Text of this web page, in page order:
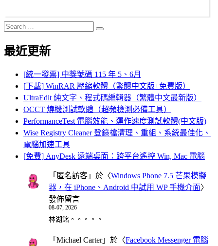
Search
for:
Search
最近更新
[統一發票] 中獎號碼 115 年 5、6月
[下載] WinRAR 壓縮軟體（繁體中文版+免費版）
UltraEdit 純文字、程式碼編輯器（繁體中文最新版）
OCCT 燒機測試軟體（超頻檢測必備工具）
PerformanceTest 電腦效能、運作速度測試軟體(中文版)
Wise Registry Cleaner 登錄檔清理、重組、系統最佳化、
電腦加速工具
[免費] AnyDesk 遠端桌面：跨平台遙控 Win, Mac 電腦
「 匿名訪客 」於〈Windows Phone 7.5 芒果模擬
器，在 iPhone、Android 中試用 WP 手機介面〉
發佈留言
08-07, 2026
林湖銘。。。。。
「 Michael Carter」於〈Facebook Messenger 電腦